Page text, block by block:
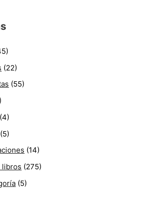
(22)
(55)
(4)
(5)
(14)
libros (275)
(5)